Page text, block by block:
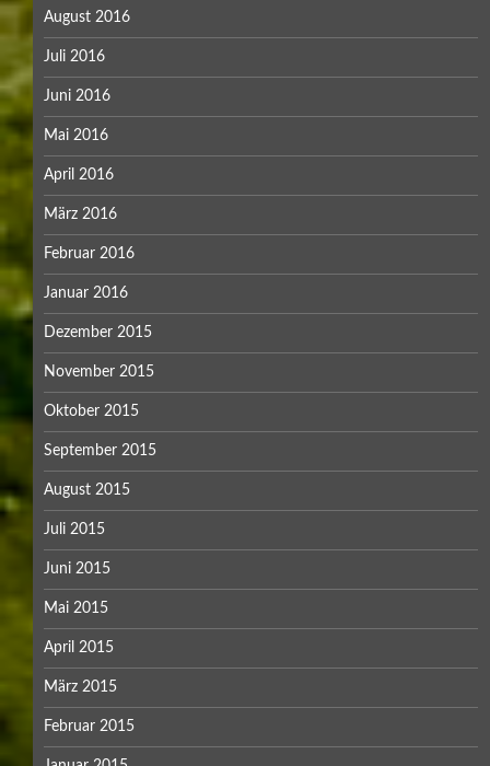
August 2016
Juli 2016
Juni 2016
Mai 2016
April 2016
März 2016
Februar 2016
Januar 2016
Dezember 2015
November 2015
Oktober 2015
September 2015
August 2015
Juli 2015
Juni 2015
Mai 2015
April 2015
März 2015
Februar 2015